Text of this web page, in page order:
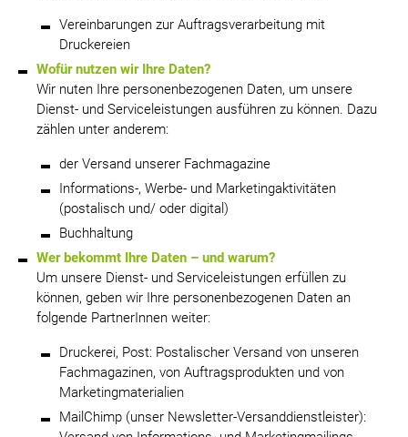
Vereinbarungen zur Auftragsverarbeitung mit
Druckereien
Wofür nutzen wir Ihre Daten?
Wir nuten Ihre personenbezogenen Daten, um unsere
Dienst- und Serviceleistungen ausführen zu können. Dazu
zählen unter anderem:
der Versand unserer Fachmagazine
Informations-, Werbe- und Marketingaktivitäten
(postalisch und/ oder digital)
Buchhaltung
Wer bekommt Ihre Daten – und warum?
Um unsere Dienst- und Serviceleistungen erfüllen zu
können, geben wir Ihre personenbezogenen Daten an
folgende PartnerInnen weiter:
Druckerei, Post: Postalischer Versand von unseren
Fachmagazinen, von Auftragsprodukten und von
Marketingmaterialien
MailChimp (unser Newsletter-Versanddienstleister):